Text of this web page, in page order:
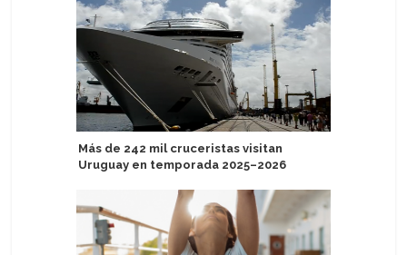
Más de 242 mil cruceristas visitan
Uruguay en temporada 2025–2026